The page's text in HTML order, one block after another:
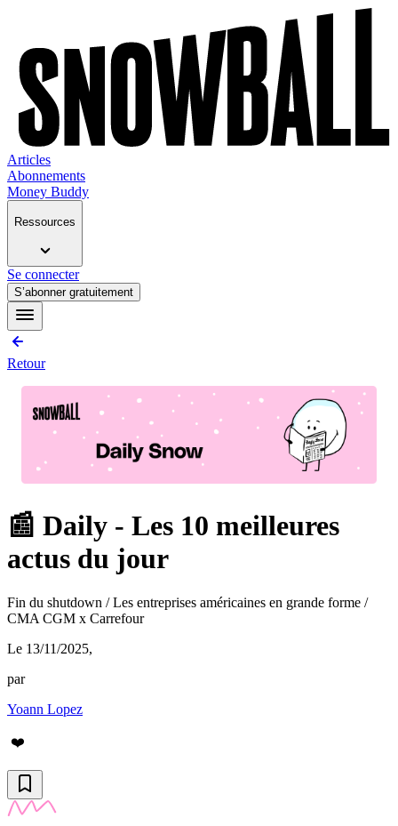
Articles
Abonnements
Money Buddy
Ressources
Se connecter
S’abonner gratuitement
Retour
📰 Daily - Les 10 meilleures
actus du jour
Fin du shutdown / Les entreprises américaines en grande forme /
CMA CGM x Carrefour
Le 13/11/2025,
par
Yoann Lopez
❤️